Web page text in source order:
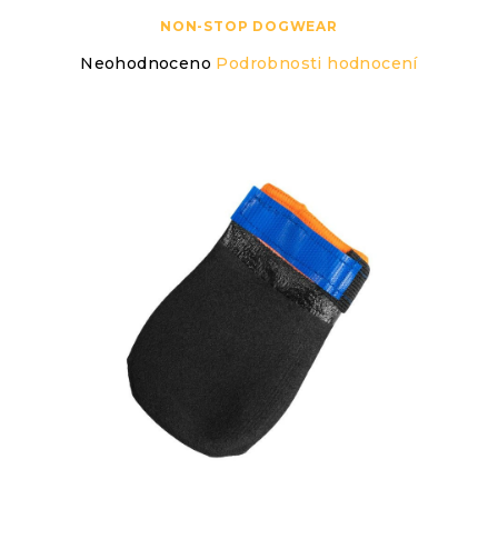
NON-STOP DOGWEAR
Průměrné
Neohodnoceno Podrobnosti hodnocení